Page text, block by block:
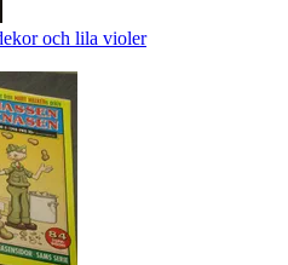
och lila violer